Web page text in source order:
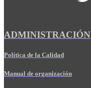
ADMINISTRACIÓN
Política de la Calidad
Manual de organización